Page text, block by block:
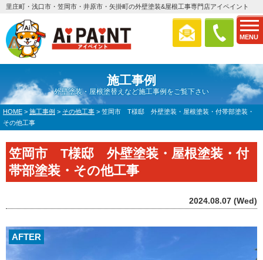
MENU
里庄町・浅口市・笠岡市・井原市・矢掛町の外壁塗装&屋根工事専門店アイペイント
施工事例
外壁塗装・屋根塗替えなど施工事例をご覧下さい
HOME > 施工事例 > その他工事 > 笠岡市 T様邸 外壁塗装・屋根塗装・付帯部塗装・
その他工事
笠岡市 T様邸 外壁塗装・屋根塗装・付
帯部塗装・その他工事
2024.08.07 (Wed)
AFTER